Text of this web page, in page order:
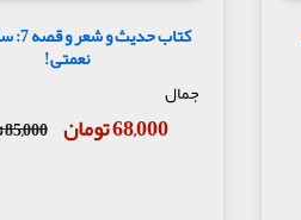
کتاب
نعمتی!
جمال
68,000 تومان 85,000 تومان